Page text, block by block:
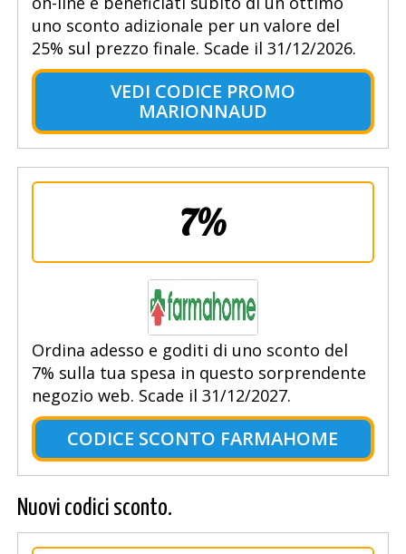
uno sconto adizionale per un valore del
25% sul prezzo finale. Scade il 31/12/2026.
VEDI CODICE PROMO
MARIONNAUD
7%
Ordina adesso e goditi di uno sconto del
7% sulla tua spesa in questo sorprendente
negozio web. Scade il 31/12/2027.
CODICE SCONTO FARMAHOME
Nuovi codici sconto.